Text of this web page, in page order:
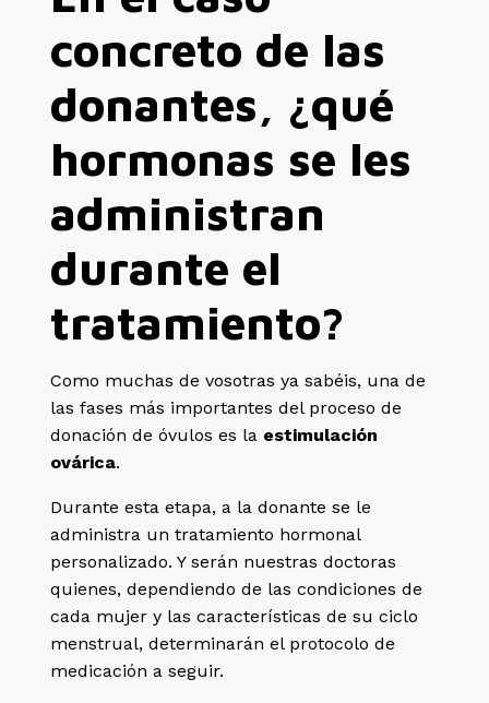
concreto de las
donantes, ¿qué
hormonas se les
administran
durante el
tratamiento?
Como muchas de vosotras ya sabéis, una de
las fases más importantes del proceso de
donación de óvulos es la estimulación
ovárica.
Durante esta etapa, a la donante se le
administra un tratamiento hormonal
personalizado. Y serán nuestras doctoras
quienes, dependiendo de las condiciones de
cada mujer y las características de su ciclo
menstrual, determinarán el protocolo de
medicación a seguir.